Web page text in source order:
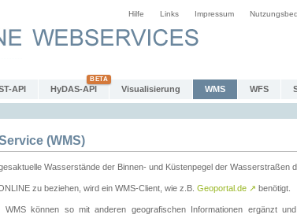
Hilfe Links Impressum
API HyDAS-API Visualisierung WMS WFS
(WMS)
Wasserstände der Binnen- und Küstenpegel der Wasserstraßen
zu beziehen, wird ein WMS-Client, wie z.B. Geoportal.de ↗ benötigt.
WMS können so mit anderen geografischen Informationen ergänzt und